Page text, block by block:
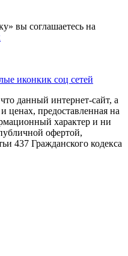
вы соглашаетесь на
данный интернет-сайт, а
ценах, предоставленная на
характер и ни
офертой,
437 Гражданского кодекса